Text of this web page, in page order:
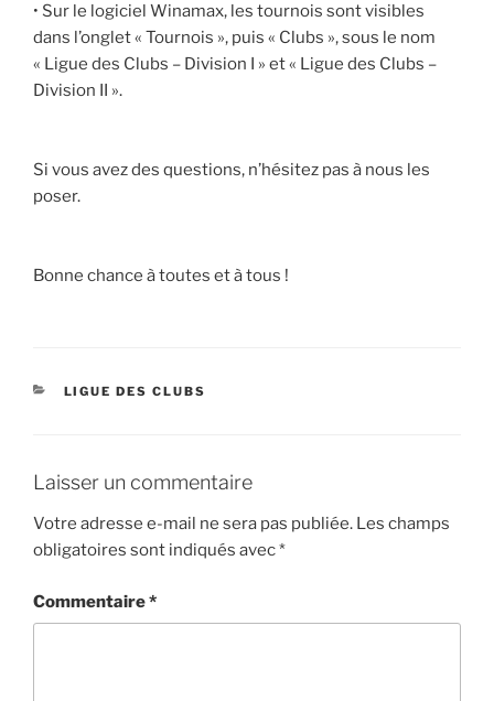
• Sur le logiciel Winamax, les tournois sont visibles
dans l’onglet « Tournois », puis « Clubs », sous le nom
« Ligue des Clubs – Division I » et « Ligue des Clubs –
Division II ».
Si vous avez des questions, n’hésitez pas à nous les
poser.
Bonne chance à toutes et à tous !
CATÉGORIES
LIGUE DES CLUBS
Laisser un commentaire
Votre adresse e-mail ne sera pas publiée. Les champs
obligatoires sont indiqués avec*
Commentaire*